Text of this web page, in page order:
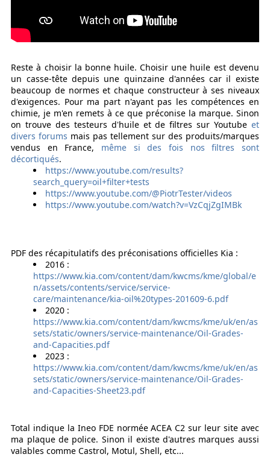
Reste à choisir la bonne huile. Choisir une huile est devenu
un casse-tête depuis une quinzaine d'années car il existe
beaucoup de normes et chaque constructeur à ses niveaux
d'exigences. Pour ma part n'ayant pas les compétences en
chimie, je m'en remets à ce que préconise la marque. Sinon
on trouve des testeurs d'huile et de filtres sur Youtube et
divers forums mais pas tellement sur des produits/marques
vendus en France, même si des fois nos filtres sont
décortiqués.
https://www.youtube.com/results?
search_query=oil+filter+tests
https://www.youtube.com/@PiotrTester/videos
https://www.youtube.com/watch?v=VzCqjZgIMBk
PDF des récapitulatifs des préconisations officielles Kia :
2016 :
https://www.kia.com/content/dam/kwcms/kme/global/e
n/assets/contents/service/service-
care/maintenance/kia-oil%20types-201609-6.pdf
2020 :
https://www.kia.com/content/dam/kwcms/kme/uk/en/as
sets/static/owners/service-maintenance/Oil-Grades-
and-Capacities.pdf
2023 :
https://www.kia.com/content/dam/kwcms/kme/uk/en/as
sets/static/owners/service-maintenance/Oil-Grades-
and-Capacities-Sheet23.pdf
Total indique la Ineo FDE normée ACEA C2 sur leur site avec
ma plaque de police. Sinon il existe d'autres marques aussi
valables comme Castrol, Motul, Shell, etc...